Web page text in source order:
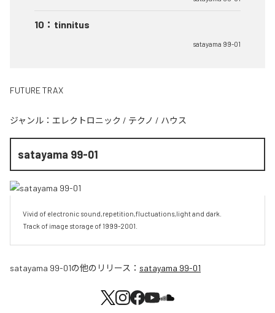
10 ： tinnitus
satayama 99-01
FUTURE TRAX
ジャンル： エレクトロニック / テクノ / ハウス
satayama 99-01
Vivid of electronic sound,repetition,fluctuations,light and dark.
Track of image storage of 1999-2001.
satayama 99-01の他のリリース： satayama 99-01